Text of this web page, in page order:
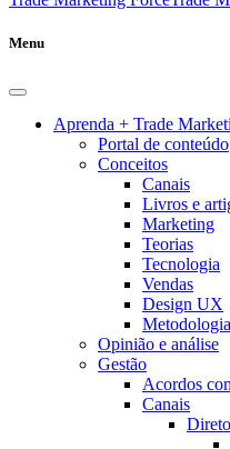
Menu
Aprenda + Trade
Portal de conteúdo
Conceitos
Canais
Livros e
Marketing
Teorias
Tecnologia
Vendas
Design UX
Opinião e análise
Gestão
Acordos
Canais
Direto